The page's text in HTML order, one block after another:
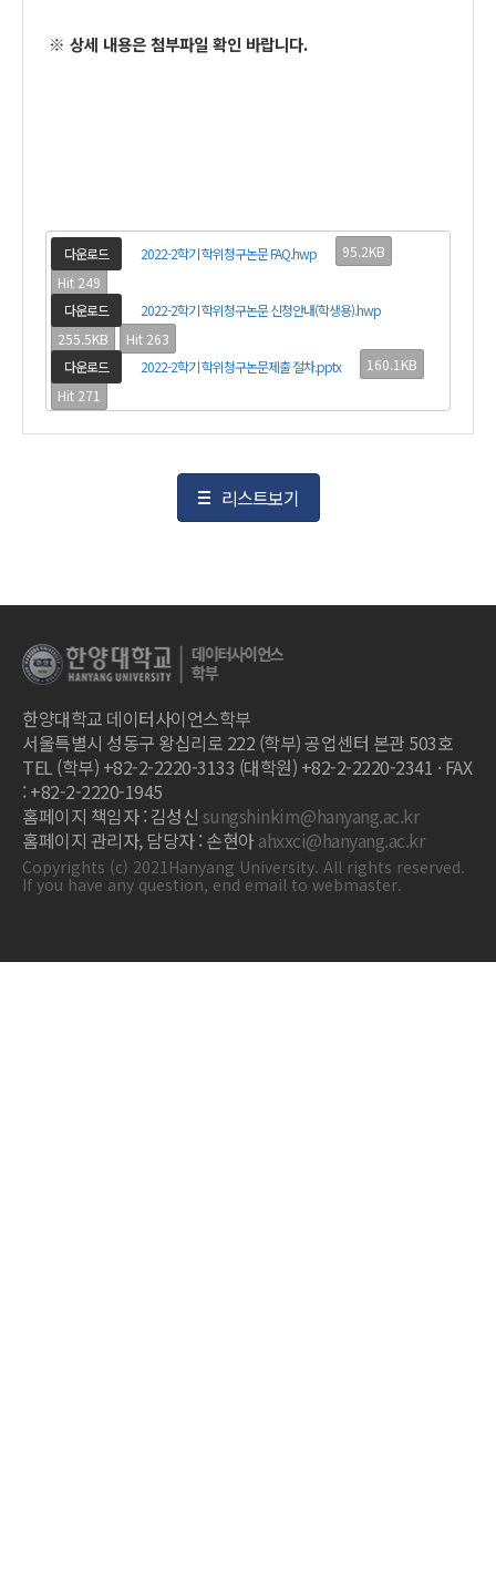
※ 상세 내용은 첨부파일 확인 바랍니다.
다운로드 2022-2학기 학위청구논문 FAQ.hwp
95.2KB
Hit 249
다운로드
2022-2학기 학위청구논문 신청안내(학생용).hwp
255.5KB
Hit 263
다운로드
2022-2학기 학위청구논문제출 절차.pptx
160.1KB
Hit 271
리스트보기
한양대학교 데이터사이언스학부
서울특별시 성동구 왕십리로 222 (학부) 공업센터 본관 503호
TEL (학부) +82-2-2220-3133 (대학원) +82-2-2220-2341 · FAX
: +82-2-2220-1945
홈페이지 책임자 : 김성신 sungshinkim@hanyang.ac.kr
홈페이지 관리자, 담당자 : 손현아ahxxci@hanyang.ac.kr
Copyrights (c) 2021Hanyang University. All rights reserved.
If you have any question, end email to webmaster.